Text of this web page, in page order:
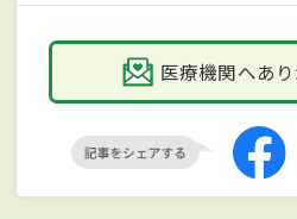
医療機関へあ